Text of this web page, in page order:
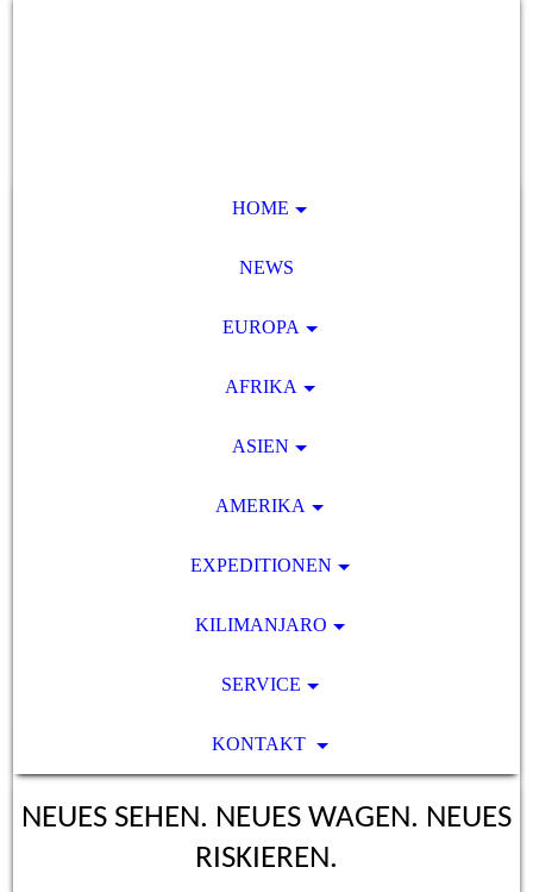
HOME
NEWS
EUROPA
AFRIKA
ASIEN
AMERIKA
EXPEDITIONEN
KILIMANJARO
SERVICE
KONTAKT
NEUES SEHEN. NEUES WAGEN. NEUES
RISKIEREN.